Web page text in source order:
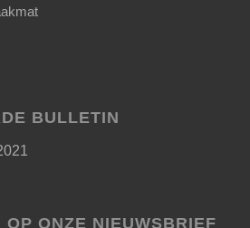
BULLETIN
ONZE NIEUWSBRIEF